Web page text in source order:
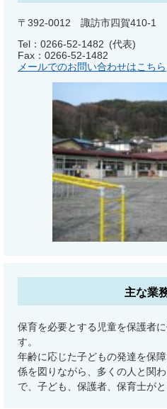
〒392-0012 諏訪市四賀410-1
Tel：0266-52-1482
代表
Fax：0266-52-1482
メールでのお問い合わせはこちら
主な業
保育を必要とする児童を保護者
す。
年齢に応じた子どもの発達を保
係を図りながら、多くの人と関
で、子ども、保護者、保育士が